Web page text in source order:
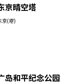
京晴空塔
京(塔)
岛和平纪念公园